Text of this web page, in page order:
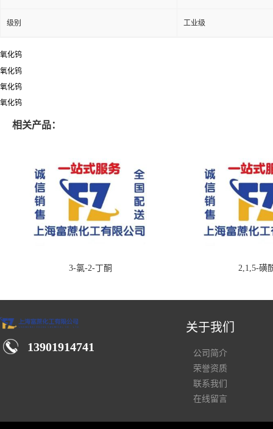
级别 工业级
氧化钨
氧化钨
氧化钨
氧化钨
相关产品：
3-氯-2-丁酮 2,1,5-磺
13901914741
关于我们
公司简介
荣誉资质
联系我们
在线留言